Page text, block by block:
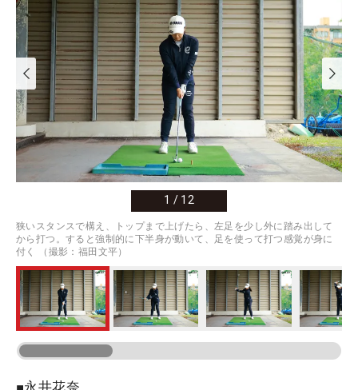
1 / 12
狭いスタンスで構え、トップまで上げたら、左足を少し外に踏み出して
から打つ。すると強制的に下半身が動いて、足を使って打つ感覚が身に
付く （撮影：福田文平）
■永井花奈